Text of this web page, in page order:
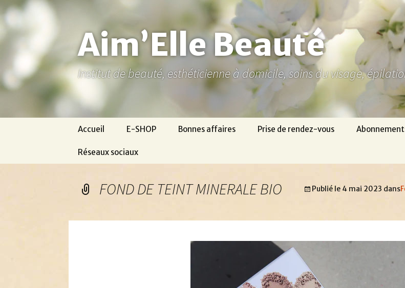
Aller
au
contenu
Aim’Elle Beauté
Institut de beauté, esthéticienne à domicile, soins du visage,
Accueil E-SHOP Bonnes affaires Prise de rendez-vous
Réseaux sociaux
FOND DE TEINT MINERALE BIO Publié le 4 mai 2023 dans